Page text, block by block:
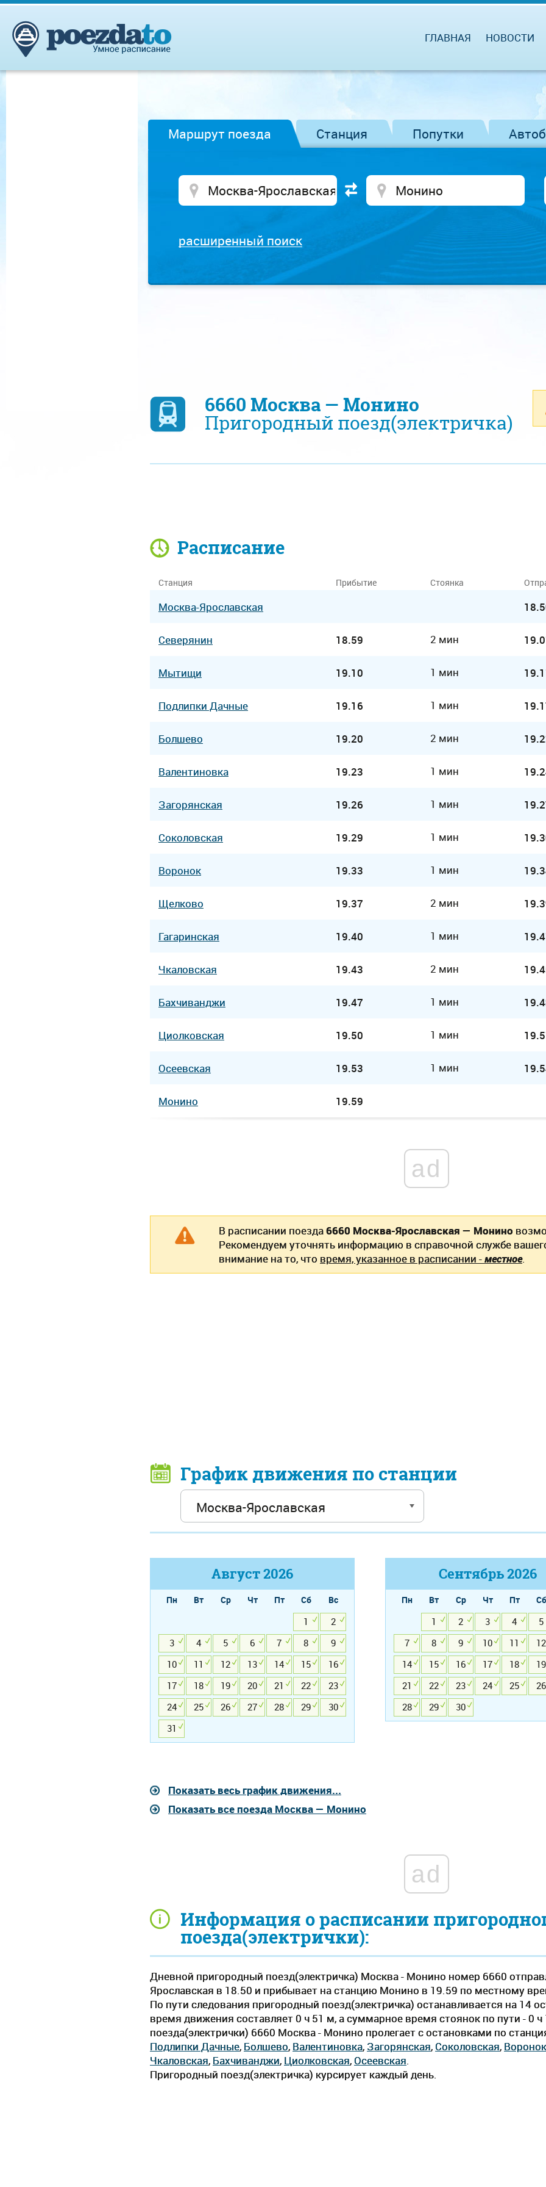
ГЛАВНАЯ НОВОСТИ
Маршрут поезда Станция Попутки
расширенный поиск
6660 Москва — Монино
Пригородный поезд(электричка)
Информация о расписании
поезда(электрички):
Дневной пригородный поезд(электричка) Москва - Монино номер 6660
Ярославская в 18.50 и прибывает на станцию Монино в 19.59 по местному
По пути следования пригородный поезд(электричка) останавливается на 14
время движения составляет 0 ч 51 м, а суммарное время стоянок по пути - 0
поезда(электрички) 6660 Москва - Монино пролегает c остановками по
Подлипки Дачные, Болшево, Валентиновка, Загорянская, Соколовская, Воронок
Чкаловская, Бахчиванджи, Циолковская,Осеевская.
Пригородный поезд(электричка) курсирует каждый день.
Расписание
Станция Прибытие Стоянка
Москва-Ярославская
Северянин 18.59 2 мин
Мытищи 19.10 1 мин
Подлипки Дачные 19.16 1 мин
Болшево 19.20 2 мин
Валентиновка 19.23 1 мин
Загорянская 19.26 1 мин
Соколовская 19.29 1 мин
Воронок 19.33 1 мин
Щелково 19.37 2 мин
Гагаринская 19.40 1 мин
Чкаловская 19.43 2 мин
Бахчиванджи 19.47 1 мин
Циолковская 19.50 1 мин
Осеевская 19.53 1 мин
Монино 19.59
ad
В расписании поезда6660 Москва-Ярославская — Монино
Рекомендуем уточнять информацию в справочной службе
внимание на то, что время, указанное в расписании -местное.
График движения по станции
Август2026
Пн Вт Ср Чт Пт Сб
Вс
1
2
3
4 5 6 7 8
9
10
11 12 13 14 15
16
17
18 19 20 21 22
23
24
25 26 27 28 29
30
31
Сентябрь2026
Пн Вт Ср Чт Пт Сб
1
2 3 4 5
7
8 9 10 11 12
14
15 16 17 18 19
21
22 23 24 25 26
28
29 30
Показать весь график движения...
Показать все поезда Москва — Монино
ad